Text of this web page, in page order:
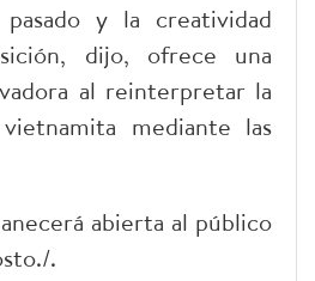
y la creatividad
dijo, ofrece una
al reinterpretar la
mediante las
abierta al público
.